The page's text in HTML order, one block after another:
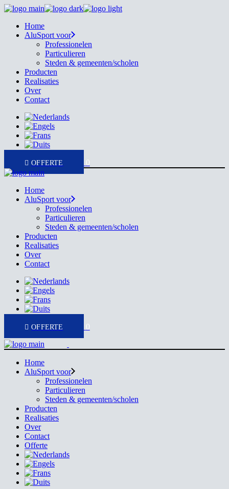
Skip
content
Home
AluSport voor
Professionelen
Particulieren
Steden & gemeenten/scholen
Producten
Realisaties
Over
Contact
0
Home
AluSport voor
Professionelen
Particulieren
Steden & gemeenten/scholen
Producten
Realisaties
Over
Contact
0
Home
AluSport voor
Professionelen
Particulieren
Steden & gemeenten/scholen
Producten
Realisaties
Over
Contact
Offerte